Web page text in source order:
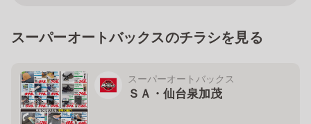
スーパーオートバックスのチラシを見る
スーパーオートバックス
ＳＡ・仙台泉加茂